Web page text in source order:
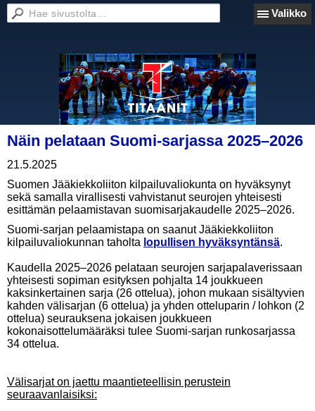
Valikko
Näin pelataan Suomi-sarjassa 2025–2026
21.5.2025
Suomen Jääkiekkoliiton kilpailuvaliokunta on hyväksynyt
sekä samalla virallisesti vahvistanut seurojen yhteisesti
esittämän pelaamistavan suomisarjakaudelle 2025–2026.
Suomi-sarjan pelaamistapa on saanut Jääkiekkoliiton
kilpailuvaliokunnan taholta lopullisen hyväksyntänsä.
Kaudella 2025–2026 pelataan seurojen sarjapalaverissaan
yhteisesti sopiman esityksen pohjalta 14 joukkueen
kaksinkertainen sarja (26 ottelua), johon mukaan sisältyvien
kahden välisarjan (6 ottelua) ja yhden otteluparin / lohkon (2
ottelua) seurauksena jokaisen joukkueen
kokonaisottelumääräksi tulee Suomi-sarjan runkosarjassa
34 ottelua.
Välisarjat on jaettu maantieteellisin perustein
seuraavanlaisiksi: